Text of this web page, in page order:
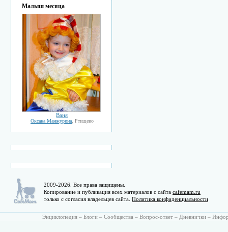
Малыш месяца
Ваня
Оксана Манжурина, Ртищево
2009-2026. Все права защищены.
Копирование и публикация всех материалов с сайта cafemam.ru
только с согласия владельцев сайта. Политика конфиденциальности
Энциклопедия – Блоги – Сообщества – Вопрос-ответ – Дневнички –